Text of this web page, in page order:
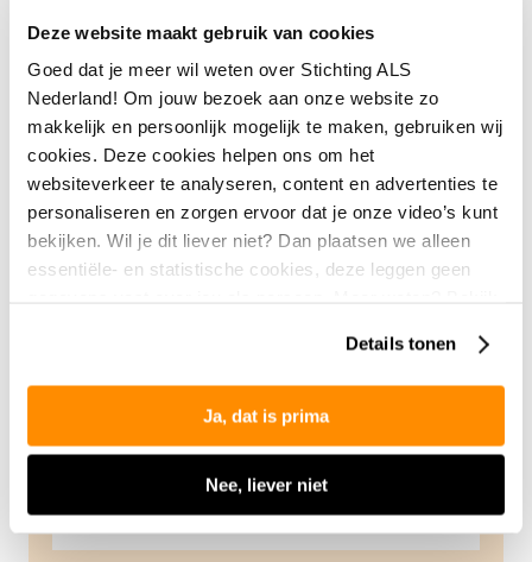
Deze website maakt gebruik van cookies
Goed dat je meer wil weten over Stichting ALS
Nederland! Om jouw bezoek aan onze website zo
makkelijk en persoonlijk mogelijk te maken, gebruiken wij
cookies. Deze cookies helpen ons om het
websiteverkeer te analyseren, content en advertenties te
personaliseren en zorgen ervoor dat je onze video’s kunt
bekijken. Wil je dit liever niet? Dan plaatsen we alleen
essentiële- en statistische cookies, deze leggen geen
Details tonen
Ja, dat is prima
Nee, liever niet
Toev.
Postcode